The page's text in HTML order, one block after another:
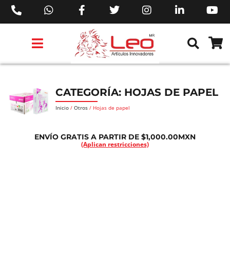
CATEGORÍA: HOJAS DE PAPEL
Inicio / Otros / Hojas de papel
ENVÍO GRATIS A PARTIR DE $1,000.00MXN
(Aplican restricciones)